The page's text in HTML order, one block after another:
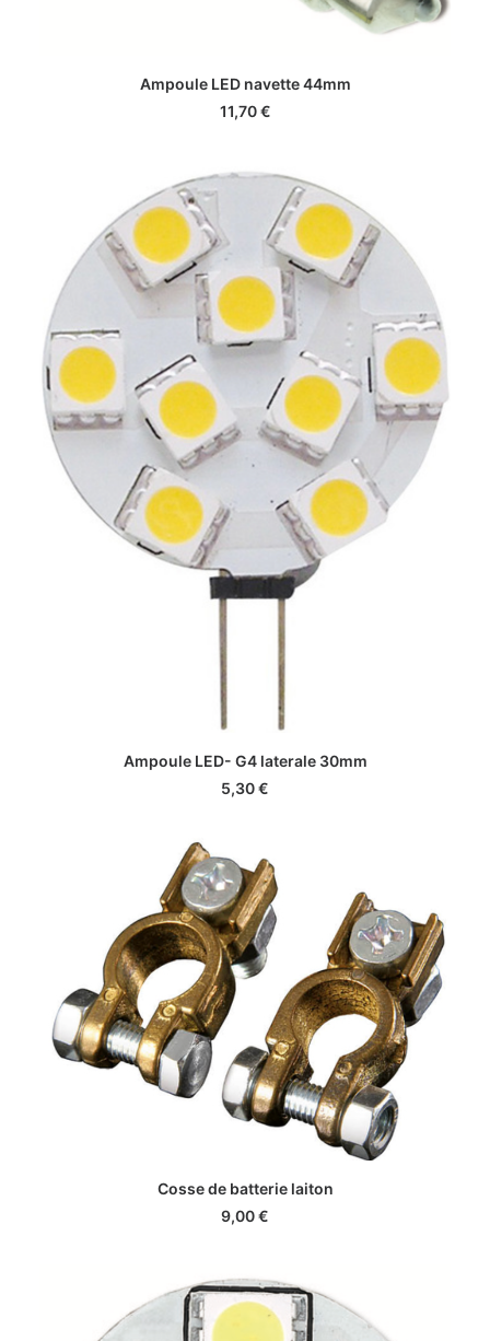
AJOUTER AU PANIER
Ampoule LED navette 44mm
11,70€
AJOUTER AU PANIER
Ampoule LED- G4 laterale 30mm
5,30€
AJOUTER AU PANIER
Cosse de batterie laiton
9,00€